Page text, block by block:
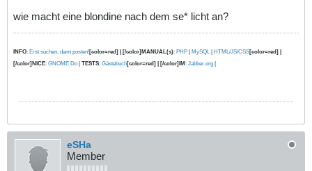
wie macht eine blondine nach dem se* licht an?
INFO: Erst suchen, dann posten![color=red] | [/color]MANUAL(s): PHP | MySQL | HTML/JS/CSS[color=red] |
[/color]NICE: GNOME Do | TESTS: Gästebuch[color=red] | [/color]IM: Jabber.org |
eSHa
Member